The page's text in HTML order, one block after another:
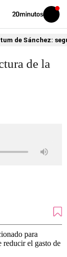
Volver
Iniciar
sesión
de Sánchez:
de la
para
reducir el gasto de